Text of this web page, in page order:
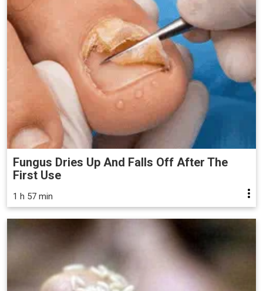
Fungus Dries Up And Falls Off After The
First Use
1 h 57 min